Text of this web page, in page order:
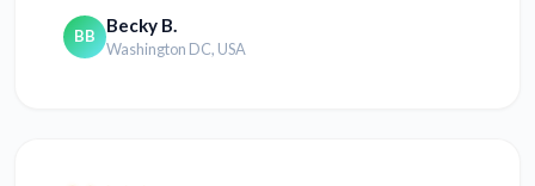
BB Becky B.
Washington DC, USA